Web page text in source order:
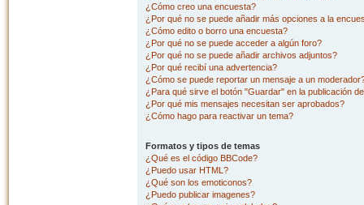
¿Cómo creo una encuesta?
¿Por qué no se puede añadir más opciones a la
¿Cómo edito o borro una encuesta?
¿Por qué no se puede acceder a algún foro?
¿Por qué no se puede añadir archivos adjuntos?
¿Por qué recibí una advertencia?
¿Cómo se puede reportar un mensaje a un
¿Para qué sirve el botón "Guardar" en la publicación
¿Por qué mis mensajes necesitan ser aprobados?
¿Cómo hago para reactivar un tema?
Formatos y tipos de temas
¿Qué es el código BBCode?
¿Puedo usar HTML?
¿Qué son los emoticonos?
¿Puedo publicar imagenes?